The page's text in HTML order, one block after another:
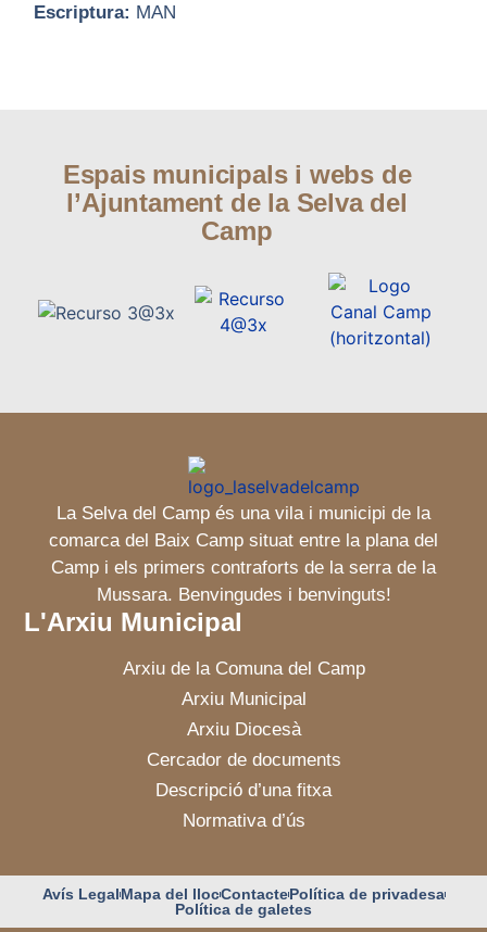
Escriptura: MAN
Espais municipals i webs de
l’Ajuntament de la Selva del
Camp
La Selva del Camp és una vila i municipi de la
comarca del Baix Camp situat entre la plana del
Camp i els primers contraforts de la serra de la
Mussara. Benvingudes i benvinguts!
L'Arxiu Municipal
Arxiu de la Comuna del Camp
Arxiu Municipal
Arxiu Diocesà
Cercador de documents
Descripció d’una fitxa
Normativa d’ús
Avís LegalMapa del llocContactePolítica de privadesa
Política de galetes